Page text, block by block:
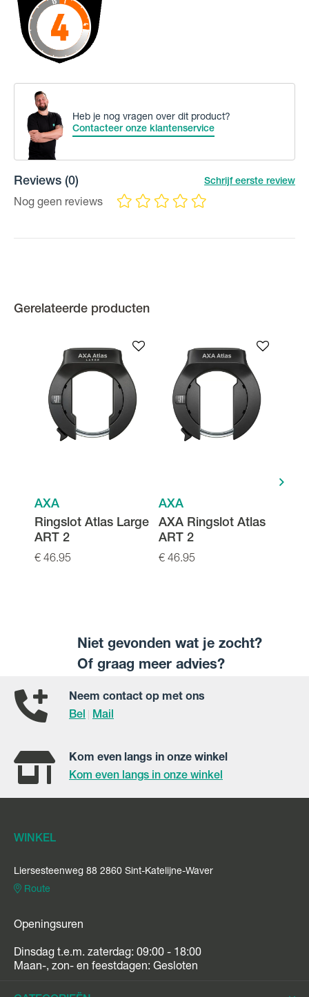
Heb je nog vragen over dit product?
Contacteer onze klantenservice
Reviews (0) Schrijf eerste review
Nog geen reviews
Gerelateerde producten
AXA
Ringslot Atlas Large
ART 2
€ 46.95
AXA
AXA Ringslot Atlas
ART 2
€ 46.95
Niet gevonden wat je zocht?
Of graag meer advies?
Neem contact op met ons
Bel
Mail
Kom even langs in onze winkel
Kom even langs in onze winkel
WINKEL
Liersesteenweg 88 2860 Sint-Katelijne-Waver
Route
Openingsuren
Dinsdag t.e.m. zaterdag: 09:00 - 18:00
Maan-, zon- en feestdagen: Gesloten